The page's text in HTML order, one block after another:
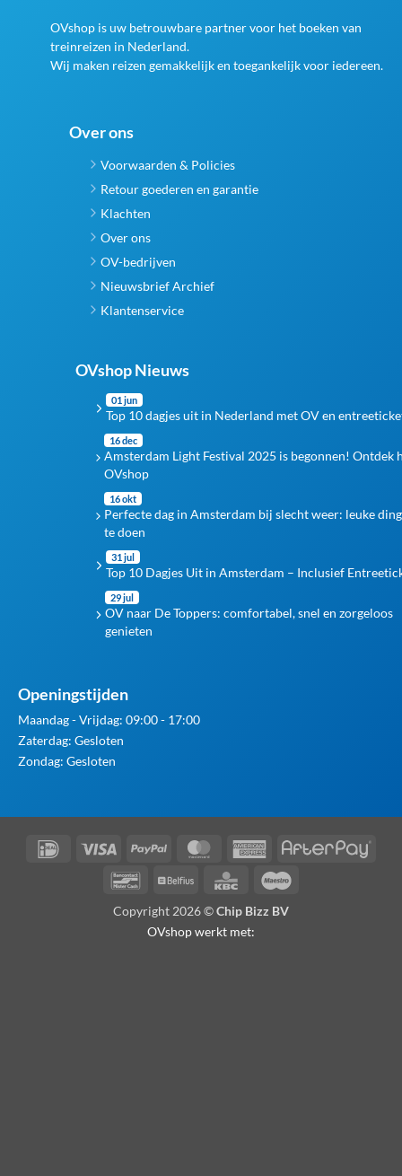
OVshop is uw betrouwbare partner voor het boeken van
treinreizen in Nederland.
Wij maken reizen gemakkelijk en toegankelijk voor iedereen.
Over ons
Voorwaarden & Policies
Retour goederen en garantie
Klachten
Over ons
OV-bedrijven
Nieuwsbrief Archief
Klantenservice
OVshop Nieuws
01 jun
Top 10 dagjes uit in Nederland met OV en
16 dec
Amsterdam Light Festival 2025 is begonnen! Ontdek
OVshop
16 okt
Perfecte dag in Amsterdam bij slecht weer: leuke
te doen
31 jul
Top 10 Dagjes Uit in Amsterdam – Inclusief
29 jul
OV naar De Toppers: comfortabel, snel en zorgeloos
genieten
Openingstijden
Maandag - Vrijdag: 09:00 - 17:00
Zaterdag: Gesloten
Zondag: Gesloten
IDeal Visa PayPal MasterCardAmerican
BancontactBelfius KBC
Copyright 2026 ©Chip Bizz BV
OVshop werkt met: